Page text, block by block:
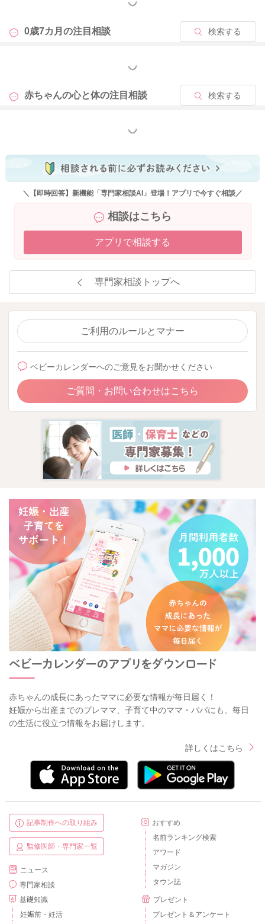
もっと見る
0歳7カ月の注目相談 検索する
もっと見る
赤ちゃんの心と体の注目相談 検索する
もっと見る
＼【即時回答】新機能「専門家相談AI」登場！アプリで今すぐ相談／
相談はこちら
アプリで相談する
専門家相談トップへ
ご利用のルールとマナー
ベビーカレンダーへのご意見をお聞かせください
ご質問・お問い合わせはこちら
赤ちゃんの成長にあったママに必要な情報が毎日届く！
妊娠から出産までのプレママ、子育て中のママ・パパにも、毎日
の生活に役立つ情報をお届けします。
詳しくはこちら
記事制作への取り組み
監修医師・専門家一覧
ニュース
専門家相談
基礎知識
妊娠前・妊活
おすすめ
名前ランキング検索
アワード
マガジン
タウン誌
プレゼント
プレゼント＆アンケート